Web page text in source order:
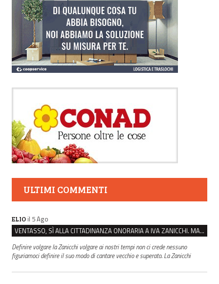
ULTIMI COMMENTI
ELIO il 5 Ago
VENTASSO, SÌ ALLA CITTADINANZA ONORARIA A IVA ZANICCHI. MA BARGIACCHI: “È DI PESSIMO GUSTO”
Definire volgare la Zanicchi volgare ai nostri tempi non ci crede nessuno
figuriamoci definire il suo modo di cantare vecchio e superato. La Zanicchi